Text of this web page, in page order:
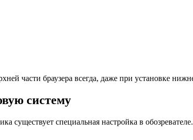
части браузера всегда, даже при установке
систему
существует специальная настройка в